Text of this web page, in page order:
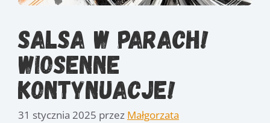
Salsa w parach!
Wiosenne
kontynuacje!
31 stycznia 2025 przez Małgorzata